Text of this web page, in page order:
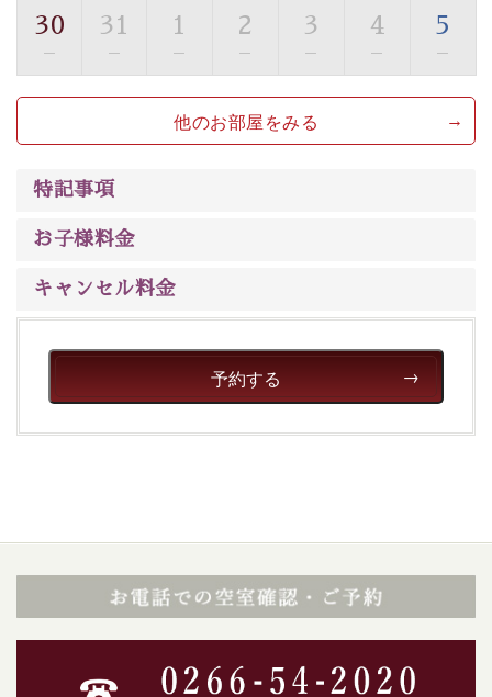
の効果が高い、極めて希有な源泉です。身も心も癒され
るご入浴をお愉しみください。
■お座敷風呂（大浴場）
温泉の成分に合わせ、防菌防カビの特殊素材の畳を使
用。 足元が柔らかく、そして滑りにくい畳のお風呂で
※男性大浴場までのご移動には階段がございます。 予め
眺望はございませんが、源泉掛け流しの温泉の質を楽し
む貸切温泉風呂です。ゆったりといやされるプライベー
トな空間をお愉しみください。
【旅】
■諏訪大社4社を巡る無料参拝バス
※交通規制などにより運行できない日がございます
※年末年始及び御柱祭前後は運行しておりません
で心癒されます。
30
—
31
—
1
—
2
—
3
—
4
—
5
—
他のお部屋をみる
特記事項
お子様料金
キャンセル料金
予約する